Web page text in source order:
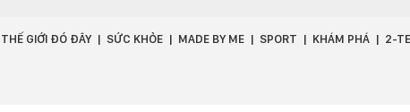
THẾ GIỚI ĐÓ ĐÂY SỨC KHỎE MADE BY ME SPORT KHÁM PHÁ 2-